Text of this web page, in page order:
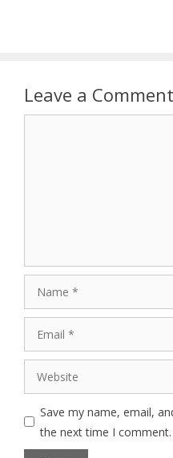
Leave a Comment
Save my name, email,
the next time I comment.